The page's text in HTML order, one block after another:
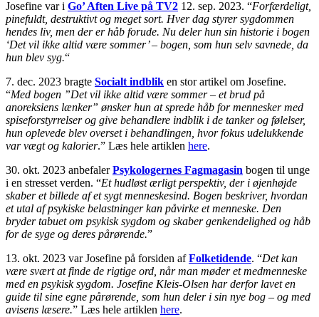
Josefine var i Go’ Aften Live på TV2 12. sep. 2023. “Forfærdeligt,
pinefuldt, destruktivt og meget sort. Hver dag styrer sygdommen
hendes liv, men der er håb forude. Nu deler hun sin historie i bogen
‘Det vil ikke altid være sommer’ – bogen, som hun selv savnede, da
hun blev syg.“
7. dec. 2023 bragte Socialt indblik en stor artikel om Josefine.
“Med bogen ”Det vil ikke altid være sommer – et brud på
anoreksiens lænker” ønsker hun at sprede håb for mennesker med
spiseforstyrrelser og give behandlere indblik i de tanker og følelser,
hun oplevede blev overset i behandlingen, hvor fokus udelukkende
var vægt og kalorier.” Læs hele artiklen here.
30. okt. 2023 anbefalerPsykologernes Fagmagasin bogen til unge
i en stresset verden. “Et hudløst ærligt perspektiv, der i øjenhøjde
skaber et billede af et sygt menneskesind. Bogen beskriver, hvordan
et utal af psykiske belastninger kan påvirke et menneske. Den
bryder tabuet om psykisk sygdom og skaber genkendelighed og håb
for de syge og deres pårørende.”
13. okt. 2023 var Josefine på forsiden afFolketidende. “Det kan
være svært at finde de rigtige ord, når man møder et medmenneske
med en psykisk sygdom. Josefine Kleis-Olsen har derfor lavet en
guide til sine egne pårørende, som hun deler i sin nye bog – og med
avisens læsere.” Læs hele artiklen here.